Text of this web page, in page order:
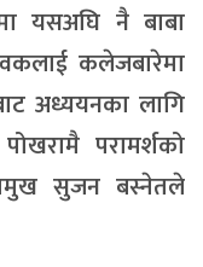
यसअघि नै बाबा
कलेजबारेमा
अध्ययनका लागि
पोखरामै परामर्शको
सुजन बस्नेतले